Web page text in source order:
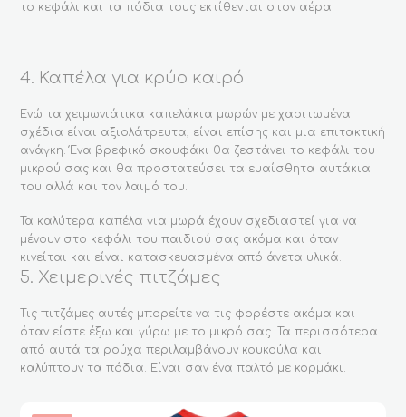
το κεφάλι και τα πόδια τους εκτίθενται στον αέρα.
4. Καπέλα για κρύο καιρό
Ενώ τα χειμωνιάτικα καπελάκια μωρών με χαριτωμένα
σχέδια είναι αξιολάτρευτα, είναι επίσης και μια επιτακτική
ανάγκη. Ένα βρεφικό σκουφάκι θα ζεστάνει το κεφάλι του
μικρού σας και θα προστατεύσει τα ευαίσθητα αυτάκια
του αλλά και τον λαιμό του.
Τα καλύτερα καπέλα για μωρά έχουν σχεδιαστεί για να
μένουν στο κεφάλι του παιδιού σας ακόμα και όταν
κινείται και είναι κατασκευασμένα από άνετα υλικά.
5. Χειμερινές πιτζάμες
Τις πιτζάμες αυτές μπορείτε να τις φορέστε ακόμα και
όταν είστε έξω και γύρω με το μικρό σας. Τα περισσότερα
από αυτά τα ρούχα περιλαμβάνουν κουκούλα και
καλύπτουν τα πόδια. Είναι σαν ένα παλτό με κορμάκι.